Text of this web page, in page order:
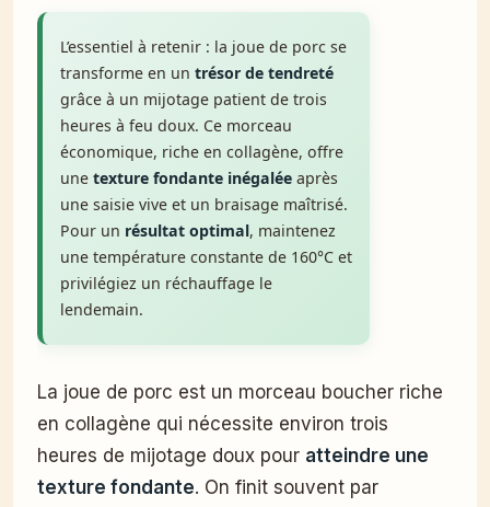
L’essentiel à retenir : la joue de porc se
transforme en un trésor de tendreté
grâce à un mijotage patient de trois
heures à feu doux. Ce morceau
économique, riche en collagène, offre
une texture fondante inégalée après
une saisie vive et un braisage maîtrisé.
Pour un résultat optimal, maintenez
une température constante de 160°C et
privilégiez un réchauffage le
lendemain.
La joue de porc est un morceau boucher riche
en collagène qui nécessite environ trois
heures de mijotage doux pour atteindre une
texture fondante. On finit souvent par